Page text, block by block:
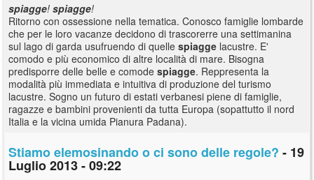
spiagge! spiagge!
Ritorno con ossessione nella tematica. Conosco famiglie lombarde
che per le loro vacanze decidono di trascorerre una settimanina
sul lago di garda usufruendo di quelle spiagge lacustre. E'
comodo e più economico di altre località di mare. Bisogna
predisporre delle belle e comode spiagge. Reppresenta la
modalità più immediata e intuitiva di produzione del turismo
lacustre. Sogno un futuro di estati verbanesi piene di famiglie,
ragazze e bambini provenienti da tutta Europa (sopattutto il nord
Italia e la vicina umida Pianura Padana).
Stiamo elemosinando o ci sono delle regole? - 19
Luglio 2013 - 09:22